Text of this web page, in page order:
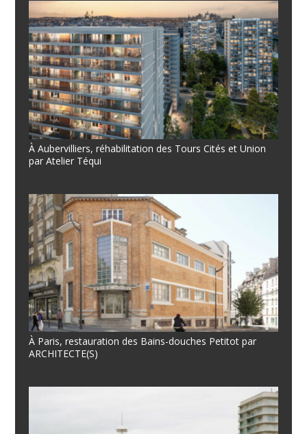
À Aubervilliers, réhabilitation des Tours Cités et Union
par Atelier Téqui
À Paris, restauration des Bains-douches Petitot par
ARCHITECTE(S)